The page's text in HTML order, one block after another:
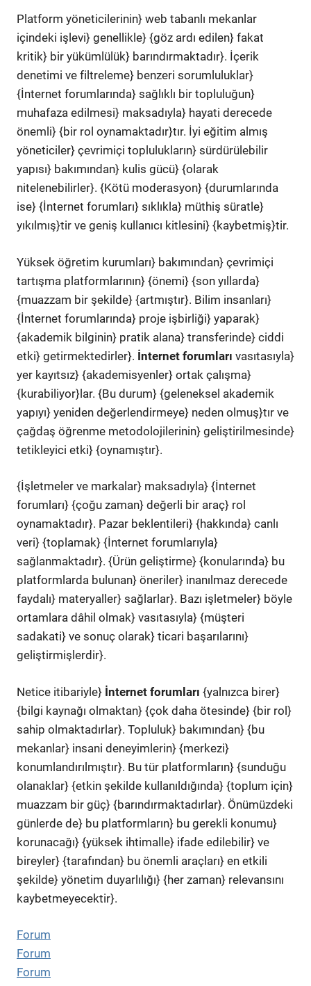
Platform yöneticilerinin} web tabanlı mekanlar
içindeki işlevi} genellikle} {göz ardı edilen} fakat
kritik} bir yükümlülük} barındırmaktadır}. İçerik
denetimi ve filtreleme} benzeri sorumluluklar}
{İnternet forumlarında} sağlıklı bir topluluğun}
muhafaza edilmesi} maksadıyla} hayati derecede
önemli} {bir rol oynamaktadır}tır. İyi eğitim almış
yöneticiler} çevrimiçi toplulukların} sürdürülebilir
yapısı} bakımından} kulis gücü} {olarak
nitelenebilirler}. {Kötü moderasyon} {durumlarında
ise} {İnternet forumları} sıklıkla} müthiş süratle}
yıkılmış}tir ve geniş kullanıcı kitlesini} {kaybetmiş}tir.
Yüksek öğretim kurumları} bakımından} çevrimiçi
tartışma platformlarının} {önemi} {son yıllarda}
{muazzam bir şekilde} {artmıştır}. Bilim insanları}
{İnternet forumlarında} proje işbirliği} yaparak}
{akademik bilginin} pratik alana} transferinde} ciddi
etki} getirmektedirler}. İnternet forumları vasıtasıyla}
yer kayıtsız} {akademisyenler} ortak çalışma}
{kurabiliyor}lar. {Bu durum} {geleneksel akademik
yapıyı} yeniden değerlendirmeye} neden olmuş}tır ve
çağdaş öğrenme metodolojilerinin} geliştirilmesinde}
tetikleyici etki} {oynamıştır}.
{İşletmeler ve markalar} maksadıyla} {İnternet
forumları} {çoğu zaman} değerli bir araç} rol
oynamaktadır}. Pazar beklentileri} {hakkında} canlı
veri} {toplamak} {İnternet forumlarıyla}
sağlanmaktadır}. {Ürün geliştirme} {konularında} bu
platformlarda bulunan} öneriler} inanılmaz derecede
faydalı} materyaller} sağlarlar}. Bazı işletmeler} böyle
ortamlara dâhil olmak} vasıtasıyla} {müşteri
sadakati} ve sonuç olarak} ticari başarılarını}
geliştirmişlerdir}.
Netice itibariyle} İnternet forumları {yalnızca birer}
{bilgi kaynağı olmaktan} {çok daha ötesinde} {bir rol}
sahip olmaktadırlar}. Topluluk} bakımından} {bu
mekanlar} insani deneyimlerin} {merkezi}
konumlandırılmıştır}. Bu tür platformların} {sunduğu
olanaklar} {etkin şekilde kullanıldığında} {toplum için}
muazzam bir güç} {barındırmaktadırlar}. Önümüzdeki
günlerde de} bu platformların} bu gerekli konumu}
korunacağı} {yüksek ihtimalle} ifade edilebilir} ve
bireyler} {tarafından} bu önemli araçları} en etkili
şekilde} yönetim duyarlılığı} {her zaman} relevansını
kaybetmeyecektir}.
Forum
Forum
Forum